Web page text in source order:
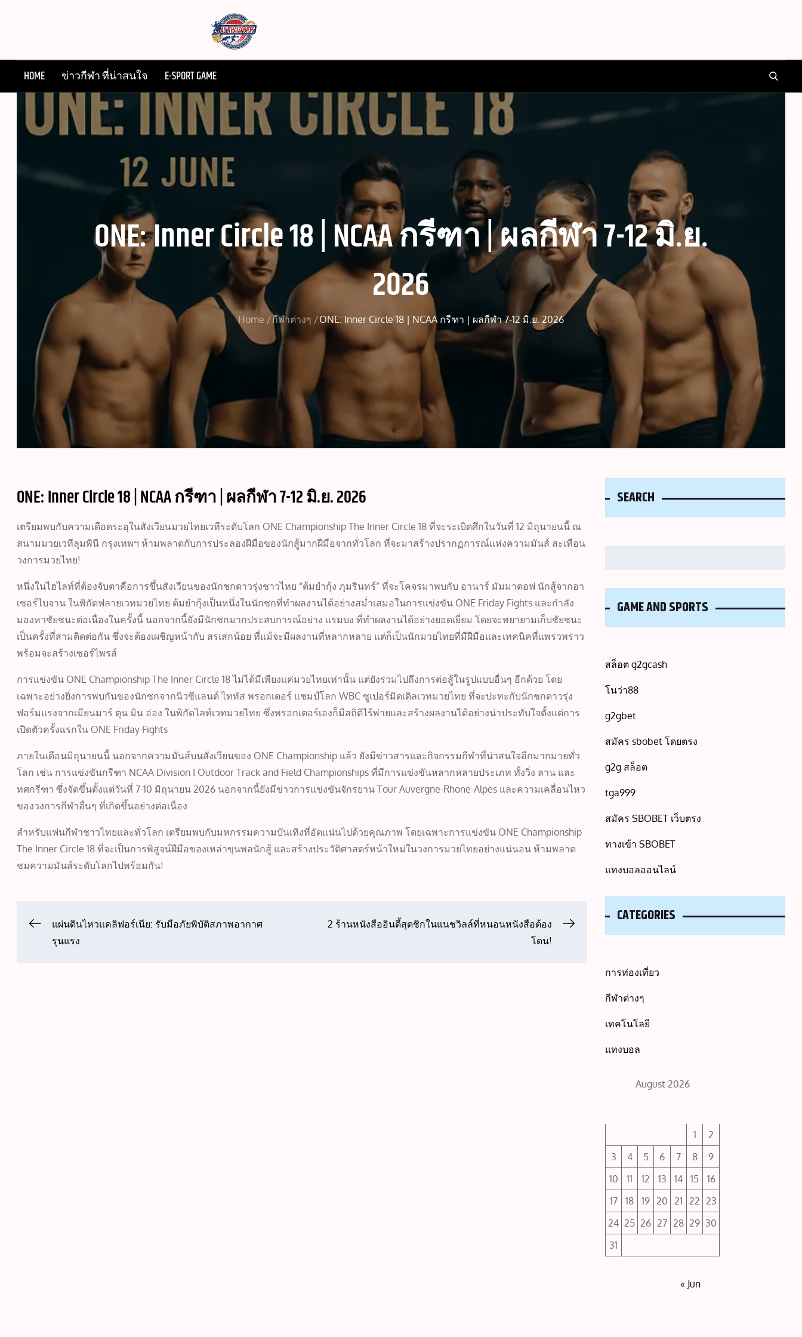
ALLTHAISPORTS เล่นง่ายครบเครื่องเรื่องพนัน แทงบอล
ออนไลน์ อีสปอร์ต คาสิโนสด มีครบจบในที่เดียว
HOME ข่าวกีฬา ที่น่าสนใจ E-SPORT GAME SEARCH
ONE: Inner Circle 18 | NCAA กรีฑา | ผลกีฬา 7-12 มิ.ย.
2026
Home กีฬาต่างๆ ONE: Inner Circle 18 | NCAA กรีฑา | ผลกีฬา 7-12 มิ.ย. 2026
ONE: Inner Circle 18 | NCAA กรีฑา | ผลกีฬา 7-12 มิ.ย. 2026
เตรียมพบกับความเดือดระอุในสังเวียนมวยไทยเวทีระดับโลก ONE Championship The Inner Circle 18 ที่จะระเบิดศึกในวันที่ 12 มิถุนายนนี้ ณ
สนามมวยเวทีลุมพินี กรุงเทพฯ ห้ามพลาดกับการประลองฝีมือของนักสู้มากฝีมือจากทั่วโลก ที่จะมาสร้างปรากฏการณ์แห่งความมันส์ สะเทือน
วงการมวยไทย!
หนึ่งในไฮไลท์ที่ต้องจับตาคือการขึ้นสังเวียนของนักชกดาวรุ่งชาวไทย “ต้มยำกุ้ง ภุมรินทร์” ที่จะโคจรมาพบกับ อานาร์ มัมมาดอฟ นักสู้จากอา
เซอร์ไบจาน ในพิกัดฟลายเวทมวยไทย ต้มยำกุ้งเป็นหนึ่งในนักชกที่ทำผลงานได้อย่างสม่ำเสมอในการแข่งขัน ONE Friday Fights และกำลัง
มองหาชัยชนะต่อเนื่องในครั้งนี้ นอกจากนี้ยังมีนักชกมากประสบการณ์อย่าง แรมบง ที่ทำผลงานได้อย่างยอดเยี่ยม โดยจะพยายามเก็บชัยชนะ
เป็นครั้งที่สามติดต่อกัน ซึ่งจะต้องเผชิญหน้ากับ สรเสกน้อย ที่แม้จะมีผลงานที่หลากหลาย แต่ก็เป็นนักมวยไทยที่มีฝีมือและเทคนิคที่แพรวพราว
พร้อมจะสร้างเซอร์ไพรส์
การแข่งขัน ONE Championship The Inner Circle 18 ไม่ได้มีเพียงแค่มวยไทยเท่านั้น แต่ยังรวมไปถึงการต่อสู้ในรูปแบบอื่นๆ อีกด้วย โดย
เฉพาะอย่างยิ่งการพบกันของนักชกจากนิวซีแลนด์ ไททัส พรอกเตอร์ แชมป์โลก WBC ซูเปอร์มิดเดิลเวทมวยไทย ที่จะปะทะกับนักชกดาวรุ่ง
ฟอร์มแรงจากเมียนมาร์ ตุน มิน อ่อง ในพิกัดไลท์เวทมวยไทย ซึ่งพรอกเตอร์เองก็มีสถิติไร้พ่ายและสร้างผลงานได้อย่างน่าประทับใจตั้งแต่การ
เปิดตัวครั้งแรกใน ONE Friday Fights
ภายในเดือนมิถุนายนนี้ นอกจากความมันส์บนสังเวียนของ ONE Championship แล้ว ยังมีข่าวสารและกิจกรรมกีฬาที่น่าสนใจอีกมากมายทั่ว
โลก เช่น การแข่งขันกรีฑา NCAA Division I Outdoor Track and Field Championships ที่มีการแข่งขันหลากหลายประเภท ทั้งวิ่ง ลาน และ
ทศกรีฑา ซึ่งจัดขึ้นตั้งแต่วันที่ 7-10 มิถุนายน 2026 นอกจากนี้ยังมีข่าวการแข่งขันจักรยาน Tour Auvergne-Rhone-Alpes และความเคลื่อนไหว
ของวงการกีฬาอื่นๆ ที่เกิดขึ้นอย่างต่อเนื่อง
สำหรับแฟนกีฬาชาวไทยและทั่วโลก เตรียมพบกับมหกรรมความบันเทิงที่อัดแน่นไปด้วยคุณภาพ โดยเฉพาะการแข่งขัน ONE Championship
The Inner Circle 18 ที่จะเป็นการพิสูจน์ฝีมือของเหล่าขุนพลนักสู้ และสร้างประวัติศาสตร์หน้าใหม่ในวงการมวยไทยอย่างแน่นอน ห้ามพลาด
ชมความมันส์ระดับโลกไปพร้อมกัน!
Postแผ่นดินไหวแคลิฟอร์เนีย: รับมือภัยพิบัติสภาพอากาศ
รุนแรง
2 ร้านหนังสืออินดี้สุดชิกในแนชวิลล์ที่หนอนหนังสือต้อง
โดน!
SEARCH
GAME AND SPORTS
สล็อต g2gcash
โนว่า88
g2gbet
สมัคร sbobet โดยตรง
g2g สล็อต
tga999
สมัคร SBOBET เว็บตรง
ทางเข้า SBOBET
แทงบอลออนไลน์
CATEGORIES
การท่องเที่ยว
กีฬาต่างๆ
เทคโนโลยี
แทงบอล
August 2026
1
2
3
4 5 6 7 8
9
10
11 12 13 14 15
16
17
18 19 20 21 22 23
24 25 26 27 28 29 30
31
« Jun